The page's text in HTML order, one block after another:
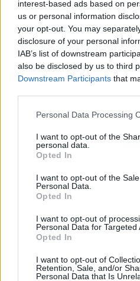
interest-based ads based on
us or personal information
your opt-out. You may
disclosure of your personal
IAB’s list of downstream
also be disclosed by us to third
Downstream Participants that
Please note that this website/
not limited to your visit or usage
grant or deny consent to
use your data for below
consent section.
Personal Data Processing
I want to opt-out of the
personal data.
Opted In
I want to opt-out of the
Personal Data.
Opted In
I want to opt-out of
Personal Data for Targeted
Opted In
I want to opt-out of
Retention, Sale, and/or
Personal Data that Is
Az élen tehát Michelisz
Ehrlacher, Urrutia, Björk
A futam utáni interjú
megköszönte, hogy